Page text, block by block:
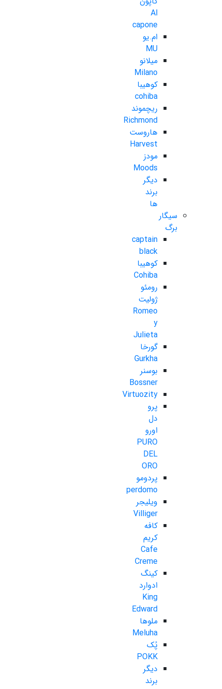
Al
capone
ام.یو
MU
میلانو
Milano
کوهیبا
cohiba
ریچموند
Richmond
هاروست
Harvest
مودز
Moods
دیگر
برند
ها
سیگار
برگ
captain
black
کوهیبا
Cohiba
رومئو
ژولیت
Romeo
y
Julieta
گورخا
Gurkha
بوسنر
Bossner
Virtuozity
پرو
دل
اورو
PURO
DEL
ORO
پردومو
perdomo
ویلیجر
Villiger
کافه
کریم
Cafe
Creme
کینگ
ادوارد
King
Edward
ملوها
Meluha
پُک
POKK
دیگر
برند